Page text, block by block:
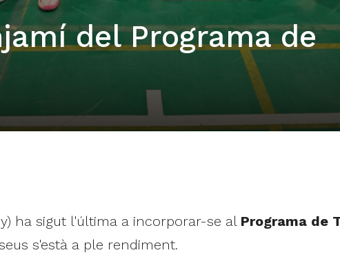
del Programa de
ha sigut l'última a incorporar-se al Programa de
s'està a ple rendiment.